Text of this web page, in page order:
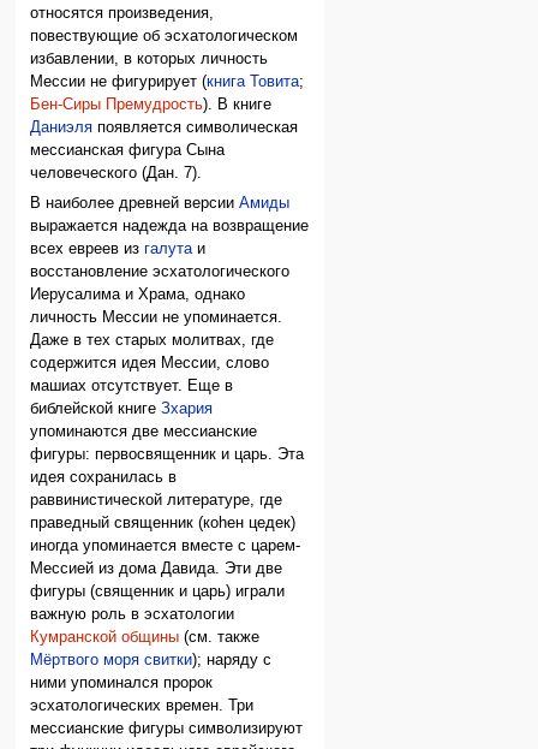
относятся произведения,
повествующие об эсхатологическом
избавлении, в которых личность
Мессии не фигурирует (книга Товита;
Бен-Сиры Премудрость). В книге
Даниэля появляется символическая
мессианская фигура Сына
человеческого (Дан. 7).
В наиболее древней версииАмиды
выражается надежда на возвращение
всех евреев изгалутаи
восстановление эсхатологического
Иерусалима и Храма, однако
личность Мессии не упоминается.
Даже в тех старых молитвах, где
содержится идея Мессии, слово
машиах отсутствует. Еще в
библейской книгеЗхария
упоминаются две мессианские
фигуры: первосвященник и царь. Эта
идея сохранилась в
раввинистической литературе, где
праведный священник (коhен цедек)
иногда упоминается вместе с царем-
Мессией из дома Давида. Эти две
фигуры (священник и царь) играли
важную роль в эсхатологии
Кумранской общины (см. также
Мёртвого моря свитки); наряду с
ними упоминался пророк
эсхатологических времен. Три
мессианские фигуры символизируют